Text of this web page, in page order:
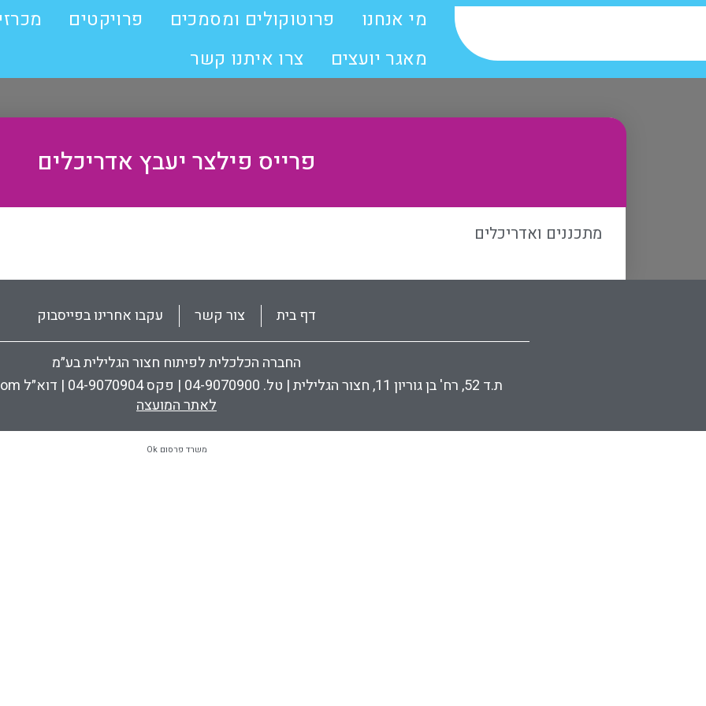
מי אנחנו פרוטוקולים ומסמכים פרויקטים
מאגר יועצים
צרו איתנו קשר
פרייס פילצר יעבץ אדריכלים
מתכננים ואדריכלים
דף בית צור קשר עקבו אחרינו בפייסבוק
החברה הכלכלית לפיתוח חצור הגלילית בע״מ
ת.ד 52, רח' בן גוריון 11, חצור הגלילית | טל. 04-9070900 | פקס 04-9070904 | דוא״ל lishka@kalkalit-hatzor.com
לאתר המועצה
משרד פרסום Ok